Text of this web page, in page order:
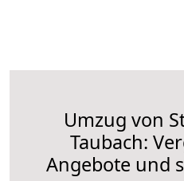
Umzug von
Taubach:
Angebote und